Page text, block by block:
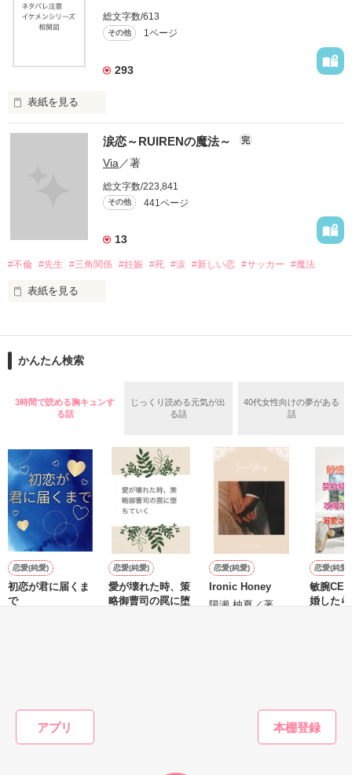
アプリ
総文字数/613
その他 1ページ
293
表紙を見る
イケメンシリーズ相関図
第一弾から第十弾
作品を読むのに役立てばと思います
涙恋～RUIRENの魔法～ 完
Via ／著
総文字数/223,841
その他 441ページ
13
#不倫 #先生 #三角関係 #妊娠 #死 #涙 #新しい恋 #サッカー #魔法
表紙を見る
泣かせてばかりで…ゴメン…」
ユウは悲しく微笑む・・・・
悩み傷つき　精一杯愛した人
「俺なら　亜恋を
泣かせたりしないのに…」
愛斗はまっすぐ私を見る。
ユウと愛斗の間で
ユウとの永遠の別れに向かって……
＝＝＝＝＝＝＝＝＝＝
かんたん検索
3時間で読める胸キュンす
る話
じっくり読める元気が出
る話
40代女性向けの夢がある
話
恋愛(純愛)
初恋が君に届くま
で
恋愛(純愛)
愛が壊れた時、策
略御曹司の罠に堕
恋愛(純愛)
Ironic Honey
陽瀬 柚夏／著
恋愛(純愛)
敏腕
婚した
かんたん検索の条件を変える